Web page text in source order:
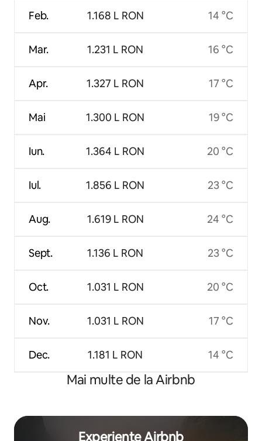
Feb.
Mar.
Apr.
Mai
Iun.
Iul.
Aug.
Sept.
Oct.
Nov.
Dec.
1.168 L RON
1.231 L RON
1.327 L RON
1.300 L RON
1.364 L RON
1.856 L RON
1.619 L RON
1.136 L RON
1.031 L RON
1.031 L RON
1.181 L RON
14 °C
16 °C
17 °C
19 °C
20 °C
23 °C
24 °C
23 °C
20 °C
17 °C
14 °C
Mai multe de la Airbnb
Experiențe Airbnb